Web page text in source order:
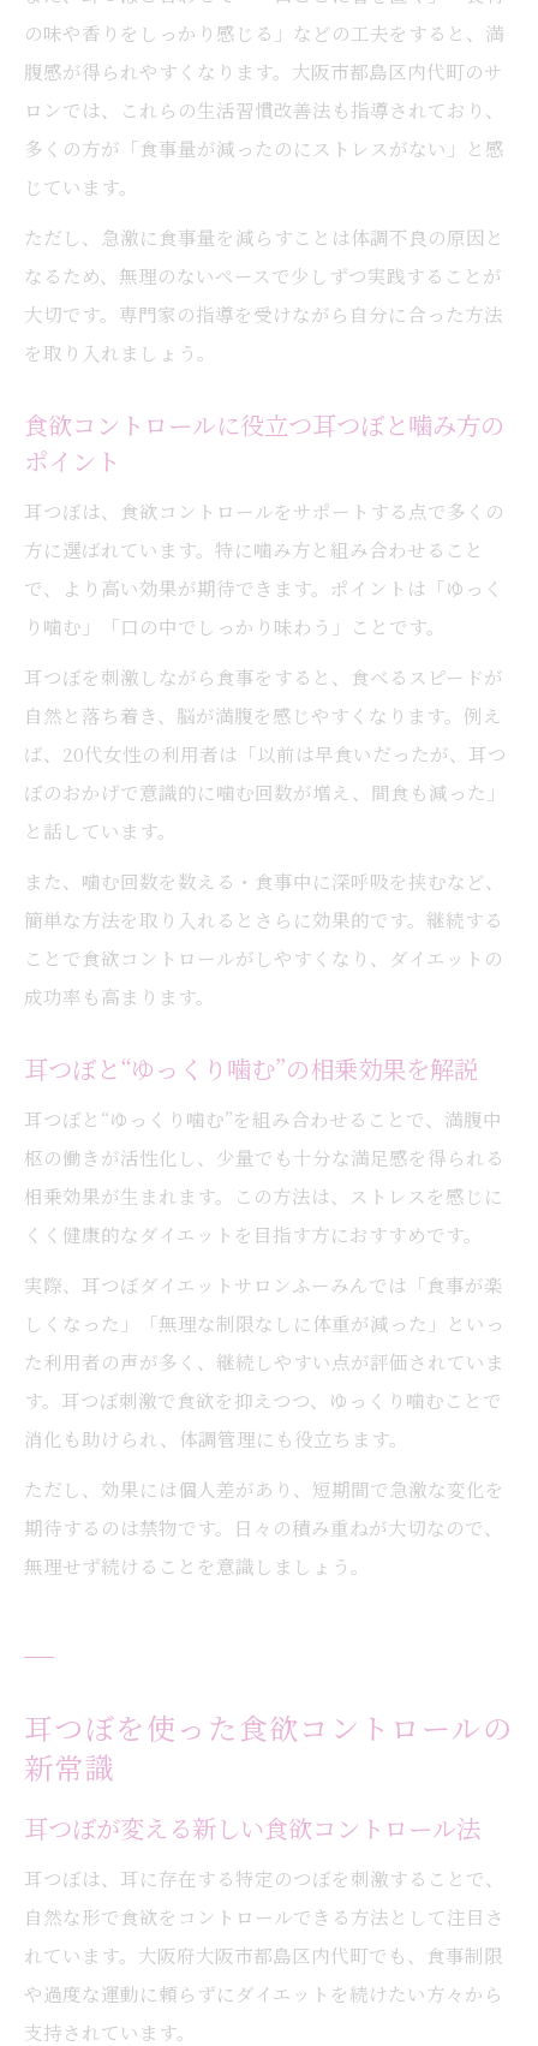
の味や香りをしっかり感じる」などの工夫をすると、満
腹感が得られやすくなります。大阪市都島区内代町のサ
ロンでは、これらの生活習慣改善法も指導されており、
多くの方が「食事量が減ったのにストレスがない」と感
じています。
ただし、急激に食事量を減らすことは体調不良の原因と
なるため、無理のないペースで少しずつ実践することが
大切です。専門家の指導を受けながら自分に合った方法
を取り入れましょう。
食欲コントロールに役立つ耳つぼと噛み方の
ポイント
耳つぼは、食欲コントロールをサポートする点で多くの
方に選ばれています。特に噛み方と組み合わせること
で、より高い効果が期待できます。ポイントは「ゆっく
り噛む」「口の中でしっかり味わう」ことです。
耳つぼを刺激しながら食事をすると、食べるスピードが
自然と落ち着き、脳が満腹を感じやすくなります。例え
ば、20代女性の利用者は「以前は早食いだったが、耳つ
ぼのおかげで意識的に噛む回数が増え、間食も減った」
と話しています。
また、噛む回数を数える・食事中に深呼吸を挟むなど、
簡単な方法を取り入れるとさらに効果的です。継続する
ことで食欲コントロールがしやすくなり、ダイエットの
成功率も高まります。
耳つぼと“ゆっくり噛む”の相乗効果を解説
耳つぼと“ゆっくり噛む”を組み合わせることで、満腹中
枢の働きが活性化し、少量でも十分な満足感を得られる
相乗効果が生まれます。この方法は、ストレスを感じに
くく健康的なダイエットを目指す方におすすめです。
実際、耳つぼダイエットサロンふーみんでは「食事が楽
しくなった」「無理な制限なしに体重が減った」といっ
た利用者の声が多く、継続しやすい点が評価されていま
す。耳つぼ刺激で食欲を抑えつつ、ゆっくり噛むことで
消化も助けられ、体調管理にも役立ちます。
ただし、効果には個人差があり、短期間で急激な変化を
期待するのは禁物です。日々の積み重ねが大切なので、
無理せず続けることを意識しましょう。
耳つぼを使った食欲コントロールの
新常識
耳つぼが変える新しい食欲コントロール法
耳つぼは、耳に存在する特定のつぼを刺激することで、
自然な形で食欲をコントロールできる方法として注目さ
れています。大阪府大阪市都島区内代町でも、食事制限
や過度な運動に頼らずにダイエットを続けたい方々から
支持されています。